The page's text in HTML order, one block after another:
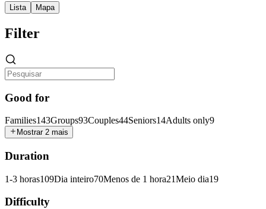
Lista Mapa
Filter
Good for
Families143Groups93Couples44Seniors14Adults only9
Mostrar 2 mais
Duration
1-3 horas109Dia inteiro70Menos de 1 hora21Meio dia19
Difficulty